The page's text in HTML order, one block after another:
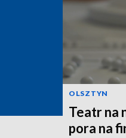
OLSZTYN
Teatr na
pora na